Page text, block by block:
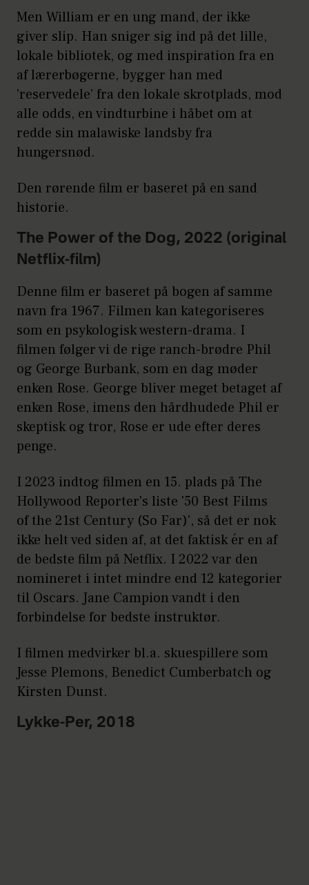
Men William er en ung mand, der ikke
giver slip. Han sniger sig ind på det lille,
lokale bibliotek, og med inspiration fra en
af lærerbøgerne, bygger han med
’reservedele’ fra den lokale skrotplads, mod
alle odds, en vindturbine i håbet om at
redde sin malawiske landsby fra
hungersnød.
Den rørende film er baseret på en sand
historie.
The Power of the Dog, 2022 (original
Netflix-film)
Denne film er baseret på bogen af samme
navn fra 1967. Filmen kan kategoriseres
som en psykologisk western-drama. I
filmen følger vi de rige ranch-brødre Phil
og George Burbank, som en dag møder
enken Rose. George bliver meget betaget af
enken Rose, imens den hårdhudede Phil er
skeptisk og tror, Rose er ude efter deres
penge.
I 2023 indtog filmen en 15. plads på The
Hollywood Reporter's liste '50 Best Films
of the 21st Century (So Far)', så det er nok
ikke helt ved siden af, at det faktisk ér en af
de bedste film på Netflix. I 2022 var den
nomineret i intet mindre end 12 kategorier
til Oscars. Jane Campion vandt i den
forbindelse for bedste instruktør.
I filmen medvirker bl.a. skuespillere som
Jesse Plemons, Benedict Cumberbatch og
Kirsten Dunst.
Lykke-Per, 2018